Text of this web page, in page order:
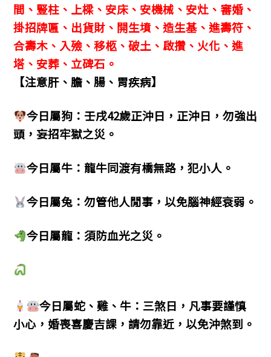
間、豎柱、上樑、安床、安機械、安灶、審婚、
掛招牌匾、出貨財、開生墳、造生基、進壽符、
合壽木、入殮、移柩、破土、啟攢、火化、進
塔、安葬、立碑石。
【注意肝、膽、腸、胃疾病】
今日屬狗：壬戌42歲正沖日，正沖日，勿強出
頭，妄招牢獄之災。
今日屬牛：龍牛同渡有橋無路，犯小人。
今日屬兔：勿管他人閒事，以免腦神經衰弱。
今日屬龍：須防血光之災。
今日屬蛇、雞、牛：三煞日，凡事要謹慎
小心，婚喪喜慶吉課，請勿靠近，以免沖煞到。